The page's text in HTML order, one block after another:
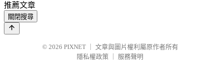
推薦文章
關閉搜尋
© 2026 PIXNET
文章與圖片權利屬原作者所有
隱私權政策
服務聲明